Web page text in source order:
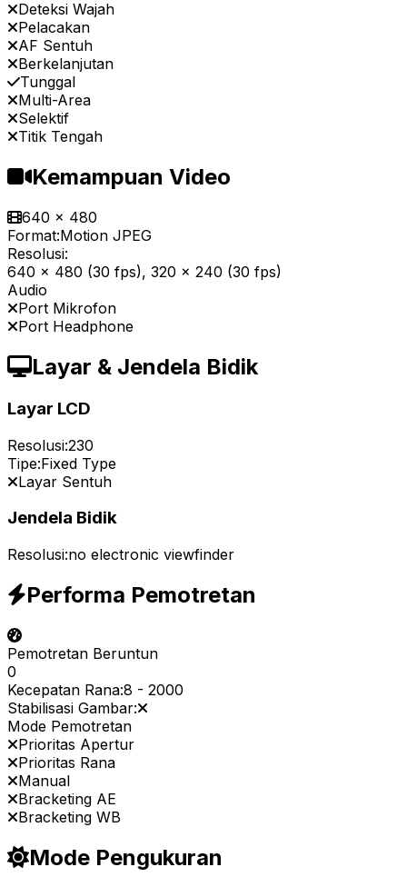
Deteksi Wajah
Pelacakan
AF Sentuh
Berkelanjutan
Tunggal
Multi-Area
Selektif
Titik Tengah
Kemampuan Video
640 x 480
Format:Motion JPEG
Resolusi:
640 x 480 (30 fps), 320 x 240 (30 fps)
Audio
Port Mikrofon
Port Headphone
Layar & Jendela Bidik
Layar LCD
Resolusi:230
Tipe:Fixed Type
Layar Sentuh
Jendela Bidik
Resolusi:no electronic viewfinder
Performa Pemotretan
Pemotretan Beruntun
0
Kecepatan Rana:8 - 2000
Stabilisasi Gambar:
Mode Pemotretan
Prioritas Apertur
Prioritas Rana
Manual
Bracketing AE
Bracketing WB
Mode Pengukuran